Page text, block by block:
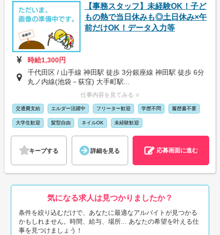
【事務スタッフ】未経験OK！子ど
もの熱で当日休みも◎土日休み×午
前だけOK！データ入力等
時給1,300円
千代田区 / 山手線 神田駅 徒歩 3分銀座線 神田駅 徒歩 6分
丸ノ内線(池袋－荻窪) 大手町駅...
仕事内容を見てみる ∨
交通費支給 エルダー活躍中 フリーター歓迎 学歴不問 履歴書不要
大学生歓迎 髪型自由 ネイルOK 未経験歓迎
キープする 詳細を見る 応募画面に進む
気になる求人は見つかりましたか？
条件を絞り込むだけで、あなたに最適なアルバイトが見つかる
かもしれません。時間、給与、場所... あなたの希望を叶える仕
事を見つけましょう！